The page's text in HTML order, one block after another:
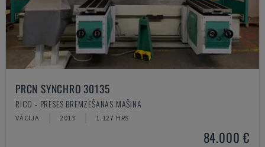
PRCN SYNCHRO 30135
RICO - PRESES BREMZĒŠANAS MAŠĪNA
VĀCIJA 2013 1.127 HRS
84.000 €